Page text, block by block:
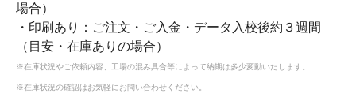
場合）
・印刷あり：ご注文・ご入金・データ入校後約３週間
（目安・在庫ありの場合）
※在庫状況やご依頼内容、工場の混み具合等によって納期は多少変動いたします。
※在庫状況の確認はお気軽にお問い合わせください。